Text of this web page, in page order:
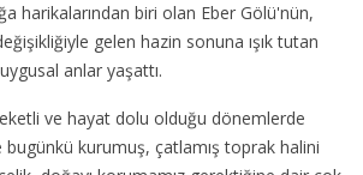
harikalarından biri olan Eber Gölü'nün,
gelen hazin sonuna ışık tutan
anlar yaşattı.
ve hayat dolu olduğu dönemlerde
kurumuş, çatlamış toprak halini